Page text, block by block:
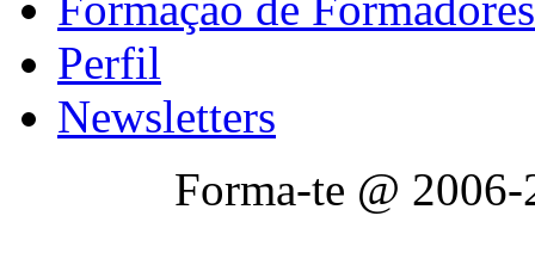
Perfil
Newsletters
Forma-te @